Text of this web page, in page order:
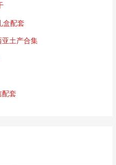
盒配套
土产合集
套